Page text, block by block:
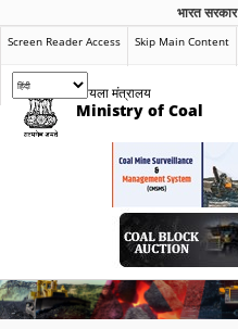
भारत सरकार
Screen Reader Access Skip Main Content
कोयला मंत्रालय
Ministry of Coal